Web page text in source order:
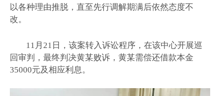
以各种理由推脱，直至先行调解期满后依然态度不
改。
11月21日，该案转入诉讼程序，在该中心开展巡
回审判，最终判决黄某败诉，黄某需偿还借款本金
35000元及相应利息。